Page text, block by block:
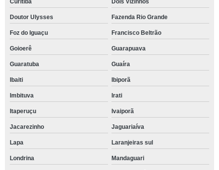
Curitiba Dois Vizinhos
Doutor Ulysses Fazenda Rio Grande
Foz do Iguaçu Francisco Beltrão
Goioerê Guarapuava
Guaratuba Guaíra
Ibaiti Ibiporã
Imbituva Irati
Itaperuçu Ivaiporã
Jacarezinho Jaguariaíva
Lapa Laranjeiras sul
Londrina Mandaguari